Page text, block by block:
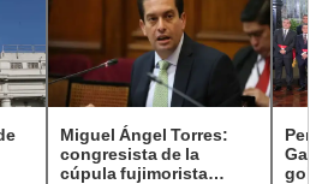
Miguel Ángel Torres:
congresista de la
cúpula fujimorista